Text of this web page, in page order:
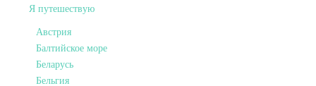
Я путешествую
Австрия
Балтийское море
Беларусь
Бельгия